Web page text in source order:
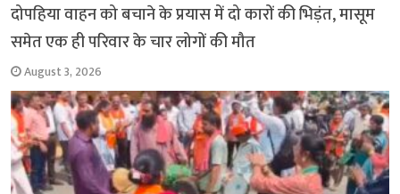
दोपहिया वाहन को बचाने के प्रयास में दो कारों की भिड़ंत, मासूम
समेत एक ही परिवार के चार लोगों की मौत
August 3, 2026